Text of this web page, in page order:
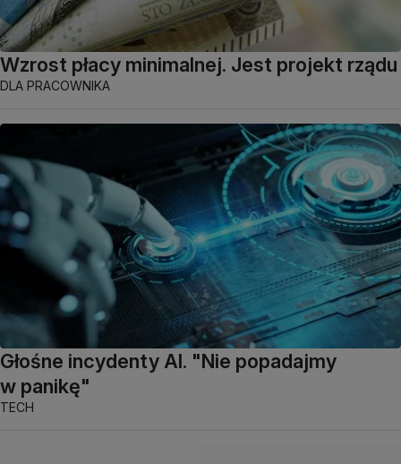
Wzrost płacy minimalnej. Jest projekt rządu
DLA PRACOWNIKA
Głośne incydenty AI. "Nie popadajmy
w panikę"
TECH